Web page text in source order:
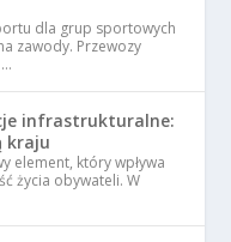
dla grup sportowych
zawody. Przewozy
infrastrukturalne:
kraju
element, który wpływa
życia obywateli. W